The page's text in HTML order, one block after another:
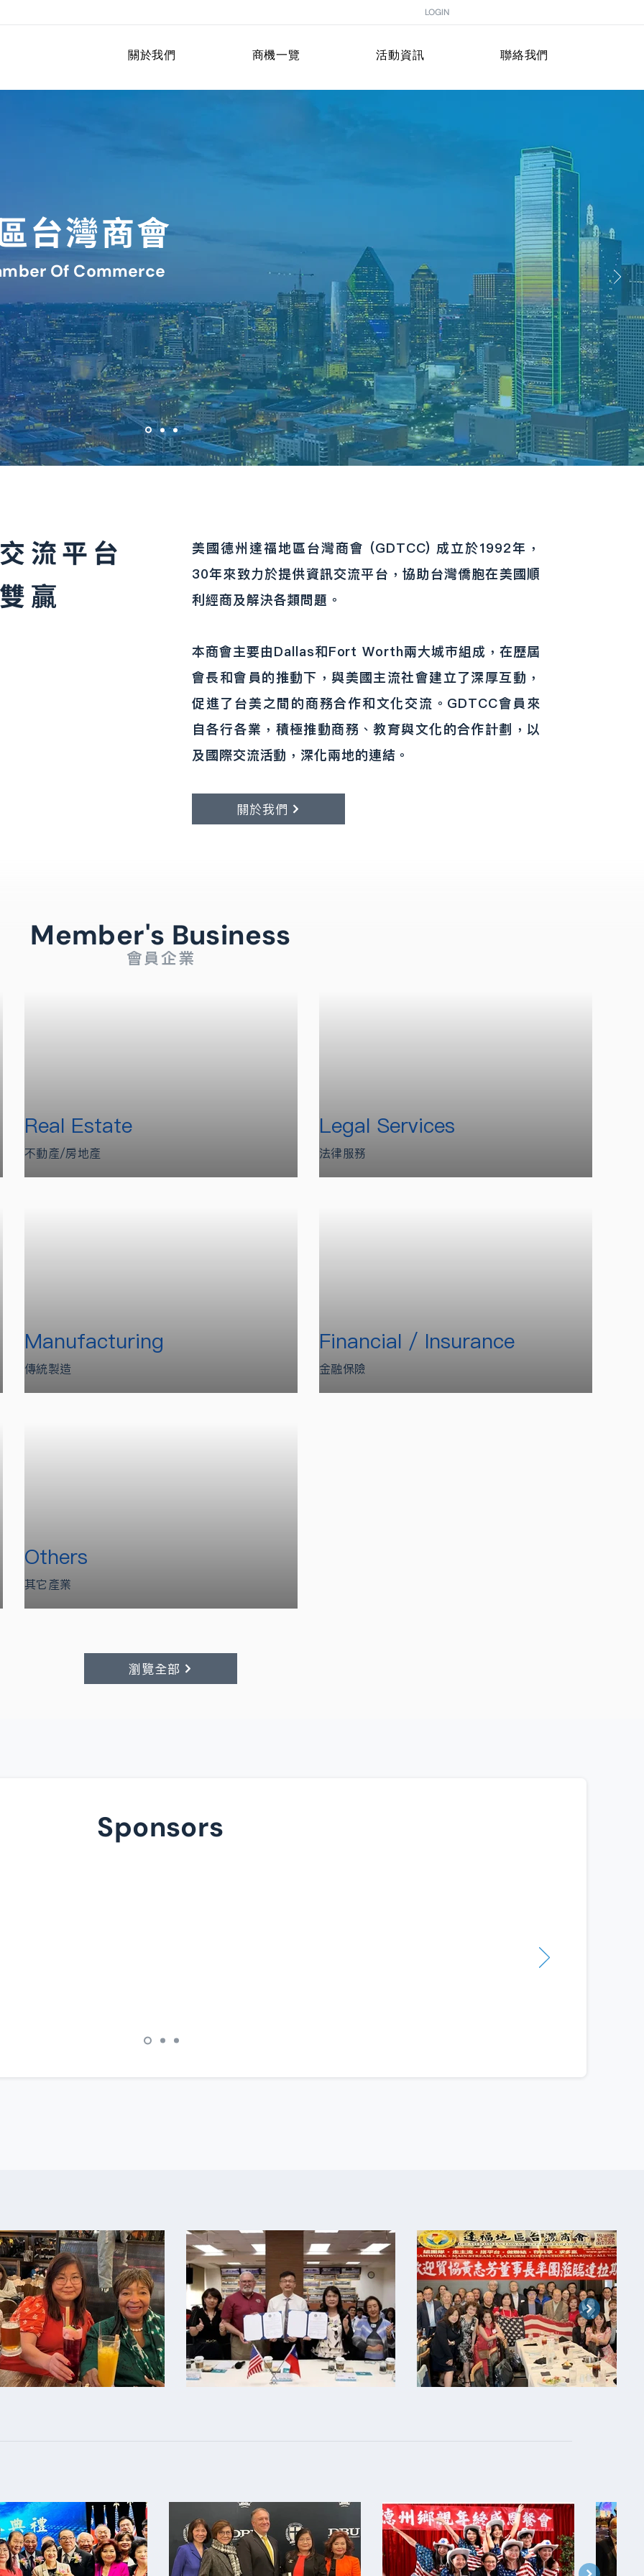
LOGIN
關於我們 商機一覽 活動資訊 聯絡我們
台灣商會
Of Commerce
流平台
贏
美國德州達福地區台灣商會 (GDTCC) 成立於1992年，
30年來致力於提供資訊交流平台，協助台灣僑胞在美國順
利經商及解決各類問題。​
本商會主要由Dallas和Fort Worth兩大城市組成，在歷屆
會長和會員的推動下，與美國主流社會建立了深厚互動，
促進了台美之間的商務合作和文化交流。​GDTCC會員來
自各行各業，積極推動商務、教育與文化的合作計劃，以
及國際交流活動，深化兩地的連結。
關於我們
Member's Business
會員企業
Real Estate
不動產/房地產
Legal Services
法律服務
Manufacturing
傳統製造
Financial / Insurance
金融保險
Others
其它產業
瀏覽全部
​Sponsors